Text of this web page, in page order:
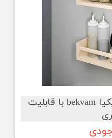
شلف چوبی دیواری اصل ایکیا bekvam با قابلیت